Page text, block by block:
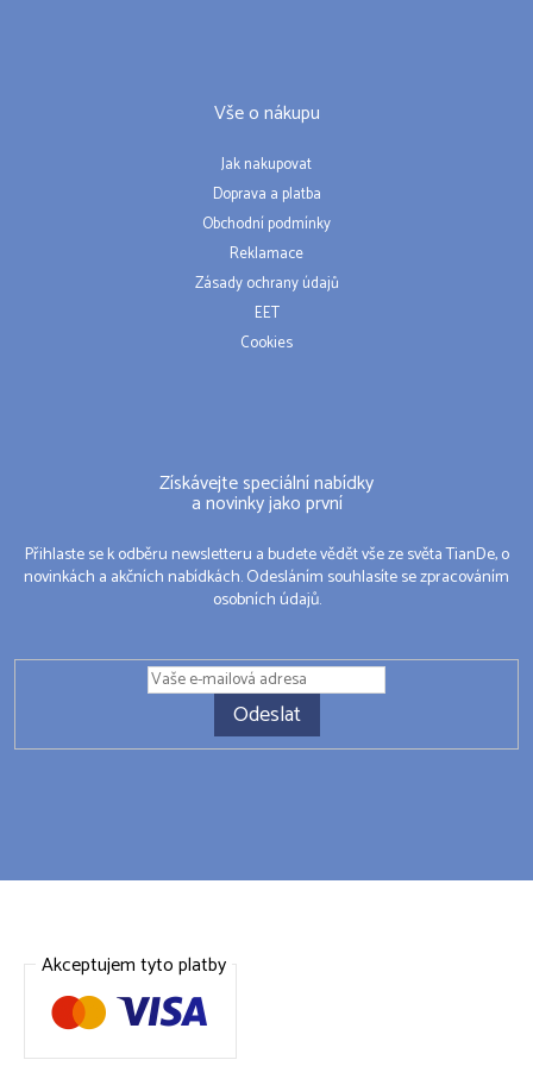
Vše o nákupu
Jak nakupovat
Doprava a platba
Obchodní podmínky
Reklamace
Zásady ochrany údajů
EET
Cookies
Získávejte speciální nabídky
a novinky jako první
Přihlaste se k odběru newsletteru a budete vědět vše ze světa TianDe, o
novinkách a akčních nabídkách. Odesláním souhlasíte se zpracováním
osobních údajů.
Odeslat
Akceptujem tyto platby